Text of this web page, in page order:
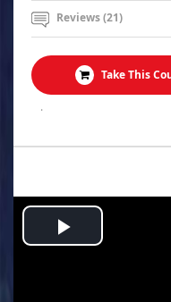
Reviews (21)
Take This
.
Play